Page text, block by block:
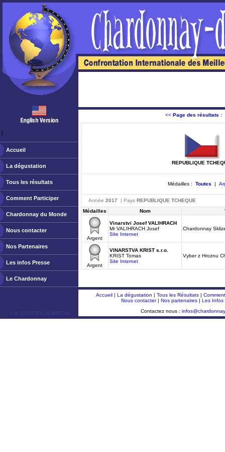
ￂﾠ
Accueil
La dégustation
Tous les résultats
Comment Participer
Chardonnay du Monde
Nous contacter
Nos Partenaires
Les infos Presse
Le Chardonnay
<< Page des résultats :
REPUBLIQUE
Médailles : Toutes |
Année 2017 | Pays REPUBLIQUE TCHEQUE
Médailles
Nom
Argent
Vinarstvi Josef VALIHRACH
Mr VALIHRACH Josef
Site Internet
Chardonnay
Argent
VINARSTVA KRIST s.r.o.
KRIST Tomas
Site Internet
Vyber z Hroznu
ￂﾮ OENOPLURIMEDIA
Accueil| La dégustation | Tous les Résultats|
Nous contacter| Nos partenaires| Les Infos
Contactez nous :